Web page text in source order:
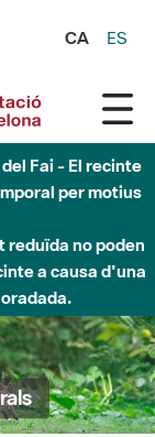
CA ES
Fai - El recinte
per motius
reduïda no poden
a causa d'una